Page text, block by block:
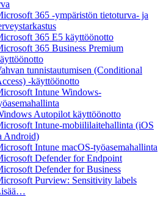
365 -ympäristön tietoturva- ja
365 E5 käyttöönotto
365 Business Premium
tunnistautumisen (Conditional
-käyttöönotto
Intune Windows-
Autopilot käyttöönotto
Intune-mobiililaitehallinta (iOS
Android)
Intune macOS-työasemahallinta
Defender for Endpoint
Defender for Business
Purview: Sensitivity labels